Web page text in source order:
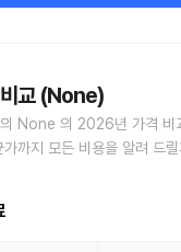
교 (None)
None 의 2026년 가격 비
가까지 모든 비용을 알려 드